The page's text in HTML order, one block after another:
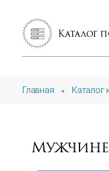
Каталог
Главная » Каталог